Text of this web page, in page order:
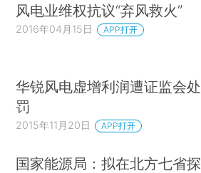
风电业维权抗议“弃风救火”
2016年04月15日 APP打开
华锐风电虚增利润遭证监会处
罚
2015年11月20日 APP打开
国家能源局：拟在北方七省探